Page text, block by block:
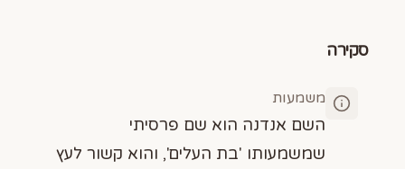
סקירה
משמעות
השם אנדנה הוא שם פרסיתי
שמשמעותו 'בת העלים', והוא קשור לעץ